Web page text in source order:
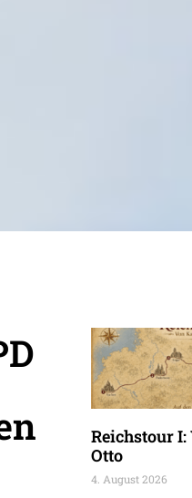
Reichstour
Otto
4. August 2026